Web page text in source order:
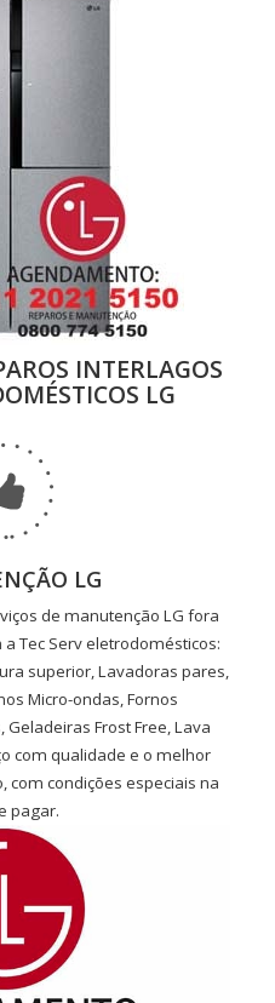
INTERLAGOS
LG
LG
de manutenção LG fora
Tec Serv eletrodomésticos:
superior, Lavadoras pares,
Micro-ondas, Fornos
Frost Free, Lava
com qualidade e o melhor
com condições especiais na
pagar.